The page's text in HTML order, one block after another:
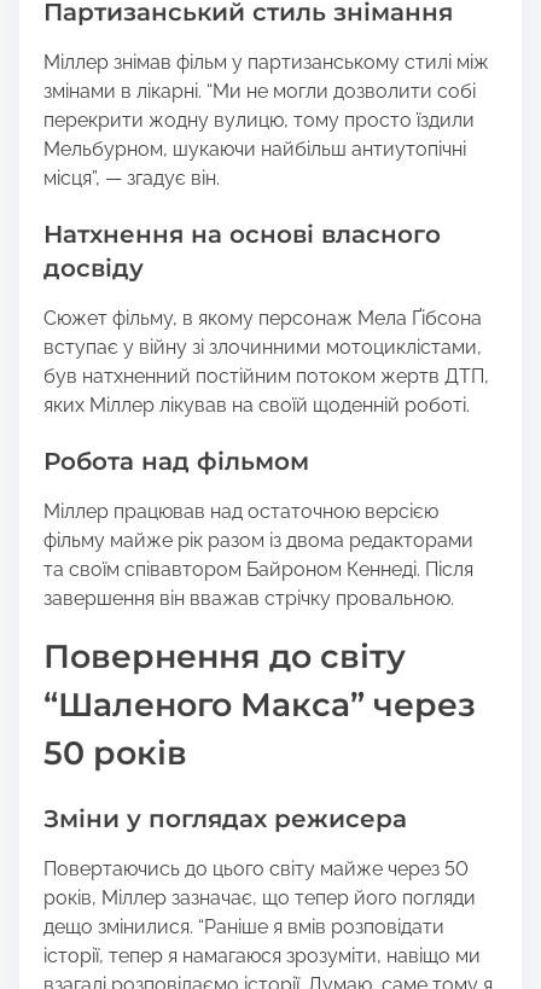
Партизанський стиль знімання
Міллер знімав фільм у партизанському стилі між
змінами в лікарні. “Ми не могли дозволити собі
перекрити жодну вулицю, тому просто їздили
Мельбурном, шукаючи найбільш антиутопічні
місця”, — згадує він.
Натхнення на основі власного
досвіду
Сюжет фільму, в якому персонаж Мела Ґібсона
вступає у війну зі злочинними мотоциклістами,
був натхненний постійним потоком жертв ДТП,
яких Міллер лікував на своїй щоденній роботі.
Робота над фільмом
Міллер працював над остаточною версією
фільму майже рік разом із двома редакторами
та своїм співавтором Байроном Кеннеді. Після
завершення він вважав стрічку провальною.
Повернення до світу
“Шаленого Макса” через
50 років
Зміни у поглядах режисера
Повертаючись до цього світу майже через 50
років, Міллер зазначає, що тепер його погляди
дещо змінилися. “Раніше я вмів розповідати
історії, тепер я намагаюся зрозуміти, навіщо ми